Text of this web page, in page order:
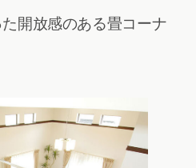
開放感のある畳コーナ